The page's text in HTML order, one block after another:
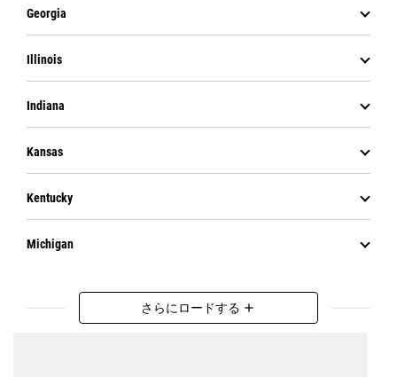
Georgia
Illinois
Indiana
Kansas
Kentucky
Michigan
さらにロードする add